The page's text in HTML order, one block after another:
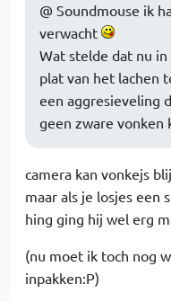
@ Soundmouse ik
verwacht
Wat stelde dat nu in
plat van het lachen
een aggresieveling
geen zware vonken
camera kan vonkejs
maar als je losjes een
hing ging hij wel erg
(nu moet ik toch nog
inpakken:P)